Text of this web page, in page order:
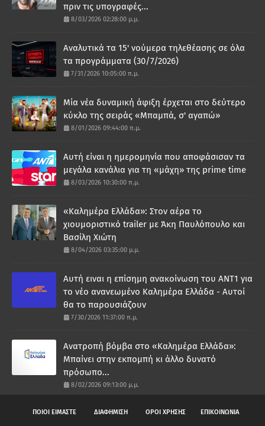
πριν τις υπογραφές...
8/03/2026 02:28:00 μ.μ.
Αναλυτικά τα 15' νούμερα τηλεθέασης σε όλα
τα προγράμματα (30/7/2026)
7/31/2026 10:05:00 π.μ.
Μία νέα δυναμική άφιξη έρχεται στο δεύτερο
κύκλο της σειράς «Μπαμπά, σ' αγαπώ»
8/01/2026 09:44:00 π.μ.
Αυτή είναι η ημερομηνία που αποφάσισαν τα
μεγάλα κανάλια για τη «μάχη» της prime time
8/03/2026 10:30:00 π.μ.
«Καλημέρα Ελλάδα»: Στον αέρα το
χιουμοριστικό trailer με Άκη Παυλόπουλο και
Βασίλη Χιώτη
8/04/2026 03:35:00 μ.μ.
Αυτή ειναι η επίσημη ανακοίνωση του ΑΝΤ1 για
το νέο ανανεωμένο Καλημέρα Ελλάδα - Αυτοί
θα το παρουσιάζουν
7/30/2026 11:37:00 π.μ.
Ανατροπή βόμβα στο «Καλημέρα Ελλάδα»:
Μπαίνει στην εκπομπή κι άλλο δυνατό
πρόσωπο...
8/02/2026 09:13:00 μ.μ.
ΠΟΙΟΙ ΕΙΜΑΣΤΕ ΔΙΑΦΗΜΙΣΗ ΟΡΟΙ ΧΡΗΣΗΣ ΕΠΙΚΟΙΝΩΝΙΑ